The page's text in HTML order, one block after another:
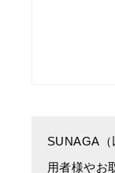
SUNAGA（
用者様やお